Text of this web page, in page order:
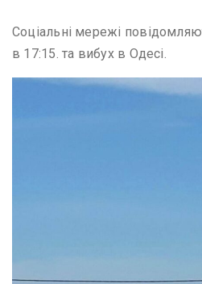
Соціальні мережі
в 17:15. та вибух в Одесі.